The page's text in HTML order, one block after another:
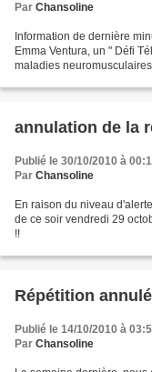
Par Chansoline
Information de dernière
Emma Ventura, un " Défi
maladies
annulation de la
Publié le 30/10/2010 à
Par Chansoline
En raison du niveau
de ce soir vendredi 29
!!
Répétition
Publié le 14/10/2010 à
Par Chansoline